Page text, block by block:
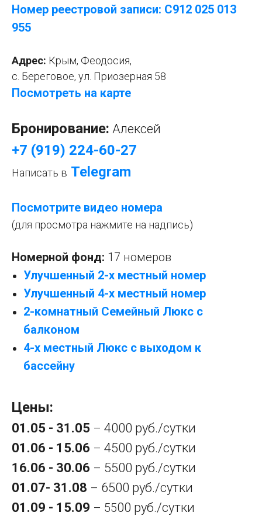
Номер реестровой записи: С912 025 013
955
Адрес: Крым, Феодосия,
с. Береговое, ул. Приозерная 58
Посмотреть на карте
Бронирование: Алексей
+7 (919) 224-60-27
Написать в Telegram
Посмотрите видео номера
(для просмотра нажмите на надпись)
Номерной фонд: 17 номеров
Улучшенный 2-х местный номер
Улучшенный 4-х местный номер
2-комнатный Семейный Люкс с
балконом
4-х местный Люкс с выходом к
бассейну
Цены:
01.05 - 31.05 – 4000 руб./сутки
01.06 - 15.06 – 4500 руб./сутки
16.06 - 30.06 – 5500 руб./сутки
01.07- 31.08 – 6500 руб./сутки
01.09 - 15.09 – 5500 руб./сутки